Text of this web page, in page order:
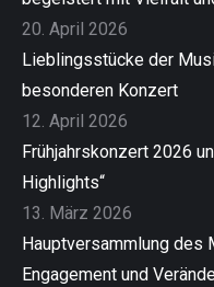
20. April 2026
Lieblingsstücke der
besonderen Konzert
12. April 2026
Frühjahrskonzert 2026
Highlights“
13. März 2026
Hauptversammlung des
Engagement und